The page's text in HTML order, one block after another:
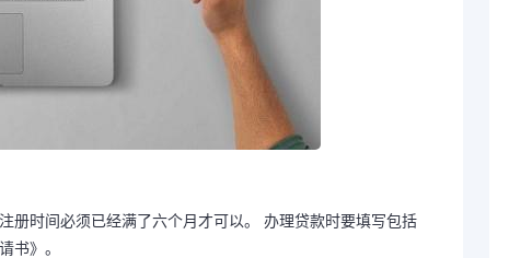
册时间必须已经满了六个月才可以。 办理贷款时要填写包括
书》。